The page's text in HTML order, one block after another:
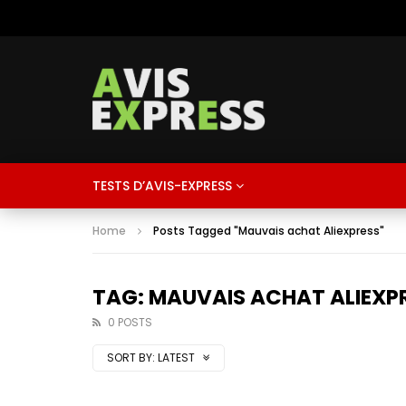
TESTS D’AVIS-EXPRESS
Home Posts Tagged "Mauvais achat Aliexpress"
TAG: MAUVAIS ACHAT
0 POSTS
SORT BY: LATEST